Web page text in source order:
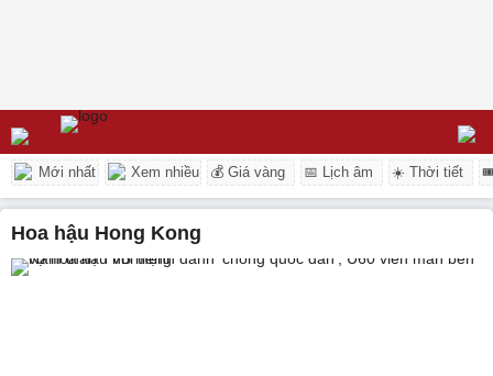
Mới nhất Xem nhiều 💰 Giá vàng 📅 Lịch âm ☀️ Thời tiết
Hoa hậu Hong Kong